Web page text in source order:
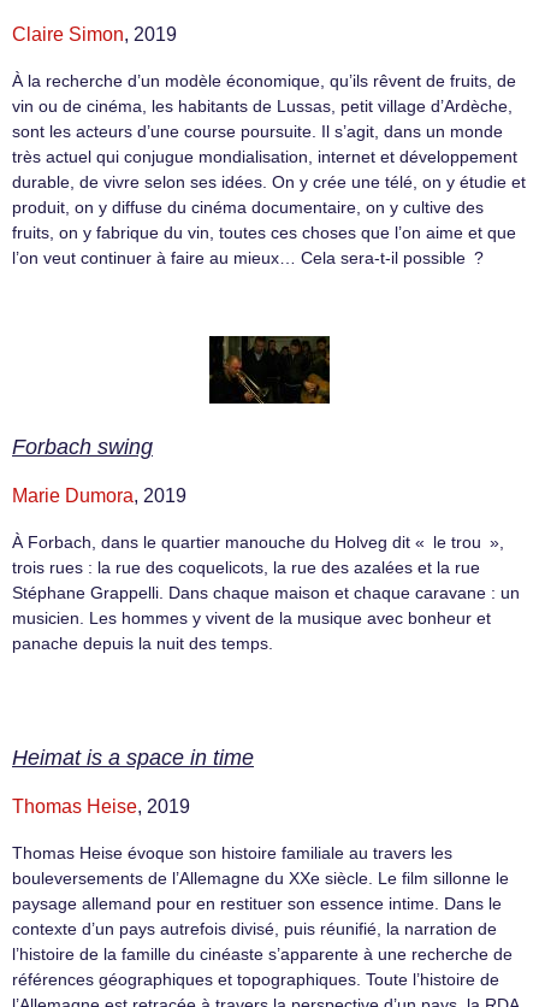
Claire Simon, 2019
À la recherche d’un modèle économique, qu’ils rêvent de fruits, de
vin ou de cinéma, les habitants de Lussas, petit village d’Ardèche,
sont les acteurs d’une course poursuite. Il s’agit, dans un monde
très actuel qui conjugue mondialisation, internet et développement
durable, de vivre selon ses idées. On y crée une télé, on y étudie et
produit, on y diffuse du cinéma documentaire, on y cultive des
fruits, on y fabrique du vin, toutes ces choses que l’on aime et que
l’on veut continuer à faire au mieux… Cela sera-t-il possible ?
Forbach swing
Marie Dumora, 2019
À Forbach, dans le quartier manouche du Holveg dit « le trou »,
trois rues : la rue des coquelicots, la rue des azalées et la rue
Stéphane Grappelli. Dans chaque maison et chaque caravane : un
musicien. Les hommes y vivent de la musique avec bonheur et
panache depuis la nuit des temps.
Heimat is a space in time
Thomas Heise, 2019
Thomas Heise évoque son histoire familiale au travers les
bouleversements de l’Allemagne du XXe siècle. Le film sillonne le
paysage allemand pour en restituer son essence intime. Dans le
contexte d’un pays autrefois divisé, puis réunifié, la narration de
l’histoire de la famille du cinéaste s’apparente à une recherche de
références géographiques et topographiques. Toute l’histoire de